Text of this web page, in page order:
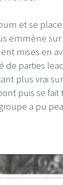
et se
emmène
mises en
de parties
plus vrai
puis se
a pu
!!!